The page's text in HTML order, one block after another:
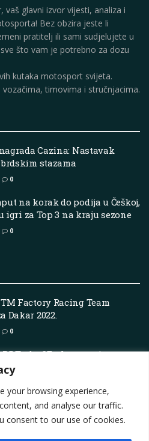
your browsing experience,
and analyse our traffic.
consent to our use of cookies.
glavni izvor vijesti, analiza i
Bez obzira jeste li
pratitelj ili sami sudjelujete u
što vam je potrebno za dozu
kutaka motosport svijeta.
vozačima, timovima i stručnjacima.
Cazina: Nastavak
stazama
0
na korak do podija u Češkoj,
igri za Top 3 na kraju sezone
0
Factory Racing Team
Dakar 2022.
0
Turbo 3E: ekstremni